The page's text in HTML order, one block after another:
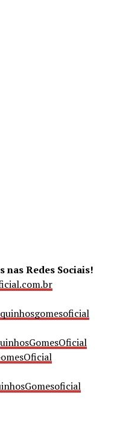
nas Redes Sociais!